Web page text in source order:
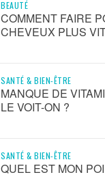
BEAUTÉ
COMMENT FAIRE
CHEVEUX PLUS
SANTÉ & BIEN-ÊTRE
MANQUE DE
LE VOIT-ON ?
SANTÉ & BIEN-ÊTRE
QUEL EST MON